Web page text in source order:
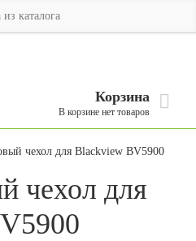
Корзина
В корзине нет товаров
чехол для Blackview BV5900
чехол для